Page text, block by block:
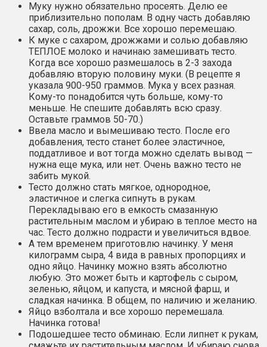
Муку нужно обязательно просеять. Делю ее
приблизительно пополам. В одну часть добавляю
сахар, соль, дрожжи. Все хорошо перемешаю.
К муке с сахаром, дрожжами и солью добавляю
ТЕПЛОЕ молоко и начинаю замешивать тесто.
Когда все хорошо размешалось в 2-3 захода
добавляю вторую половину муки. (В рецепте я
указала 900-950 граммов. Мука у всех разная.
Кому-то понадобится чуть больше, кому-то
меньше. Не спешите добавлять всю сразу.
Оставьте граммов 50-70.)
Ввела масло и вымешиваю тесто. После его
добавления, тесто станет более эластичное,
поддатливое и вот тогда можно сделать вывод —
нужна еще мука, или нет. Очень важно тесто не
забить мукой.
Тесто должно стать мягкое, однородное,
эластичное и слегка сипнуть в рукам.
Перекладываю его в емкость смазанную
растительным маслом и убираю в теплое место на
час. Тесто должно подрасти и увеличиться вдвое.
А тем временем приготовлю начинку. У меня
килограмм сыра, 4 вида в равных пропорциях и
одно яйцо. Начинку можно взять абсолютно
любую. Это может быть и картофель с сыром,
зеленью, яйцом, и капуста, и мясной фарш, и
сладкая начинка. В общем, по наличию и желанию.
Яйцо взболтала и все хорошо перемешала.
Начинка готова!
Подошедшее тесто обминаю. Если липнет к рукам,